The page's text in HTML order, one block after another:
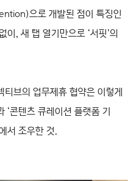
으로 개발된 점이 특징인
, 새 탭 열기만으로 ‘서핏’의
브의 업무제휴 협약은 이렇게
‘콘텐츠 큐레이션 플랫폼 기
서 조우한 것.